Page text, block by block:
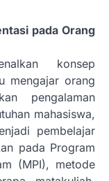
pada Orang
konsep
mengajar orang
pengalaman
mahasiswa,
pembelajar
pada Program
(MPI), metode